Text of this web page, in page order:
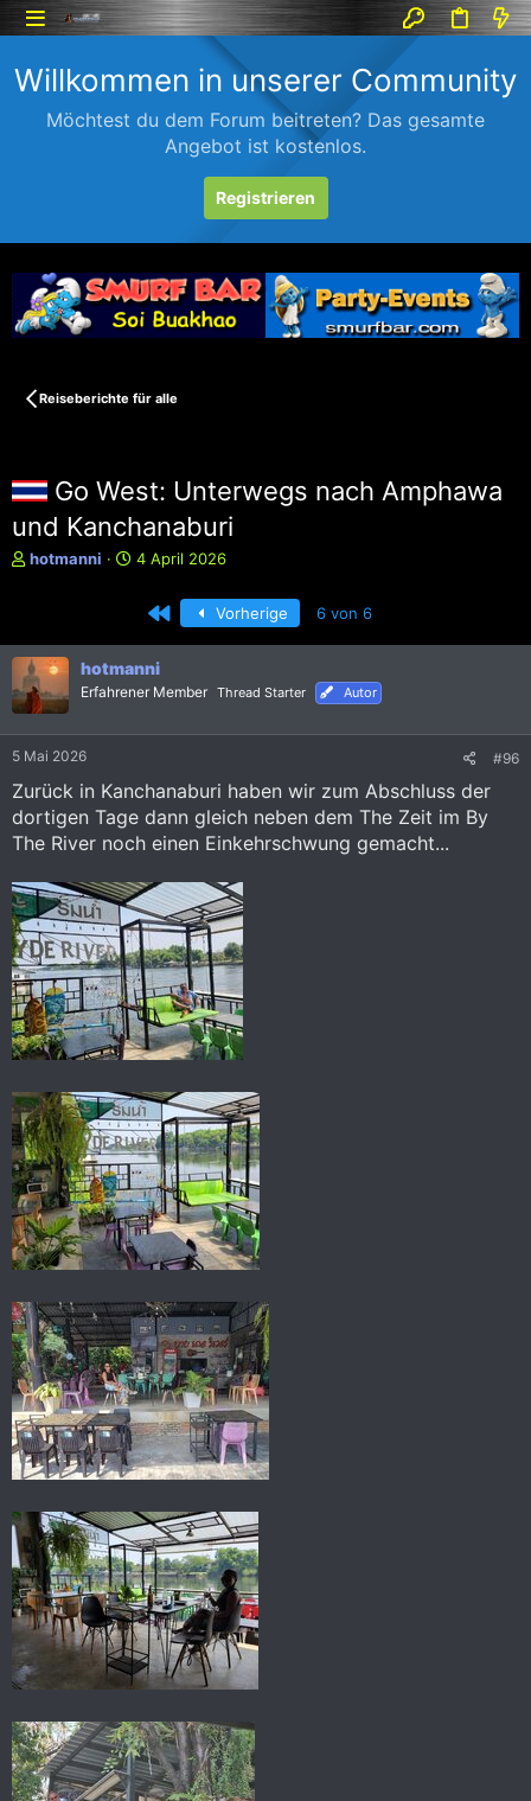
Willkommen in unserer Community
Möchtest du dem Forum beitreten? Das gesamte
Angebot ist kostenlos.
Registrieren
Reiseberichte für alle
Go West: Unterwegs nach Amphawa
und Kanchanaburi
E
e
l
l
e
hotmanni
E
e
l
4 April 2026
Erste Vorherige 6 von 6
hotmanni
Erfahrener Member Thread Starter Autor
5 Mai 2026 #96
Zurück in Kanchanaburi haben wir zum Abschluss der
dortigen Tage dann gleich neben dem The Zeit im By
The River noch einen Einkehrschwung gemacht...